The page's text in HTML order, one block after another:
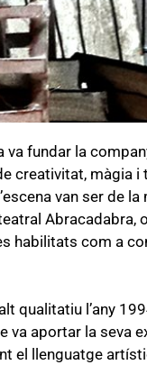
va fundar la
creativitat, màgia i
van ser de la
Abracadabra,
habilitats com a
qualitatiu l’any
va aportar la seva
el llenguatge